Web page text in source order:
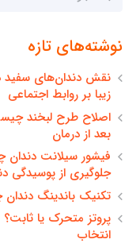
نوشته‌های تازه
نقش دندان‌های سفید
زیبا بر روابط اجتماعی
اصلاح طرح لبخند
بعد از درمان
فیشور سیلانت دندان
جلوگیری از پوسیدگی
تکنیک باندینگ
پروتز متحرک یا
انتخاب